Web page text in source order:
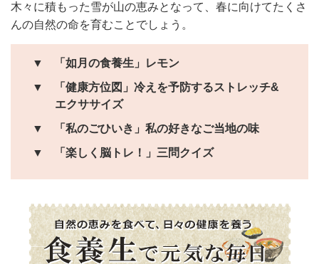
木々に積もった雪が山の恵みとなって、春に向けてたくさ
んの自然の命を育むことでしょう。
▼
「如月の食養生」レモン
▼
「健康方位図」冷えを予防するストレッチ&
エクササイズ
▼
「私のごひいき」私の好きなご当地の味
▼
「楽しく脳トレ！」三問クイズ